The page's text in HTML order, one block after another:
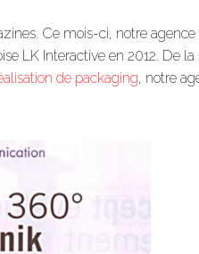
Ce mois-ci, notre
LK Interactive en 2012. De
de packaging, notre